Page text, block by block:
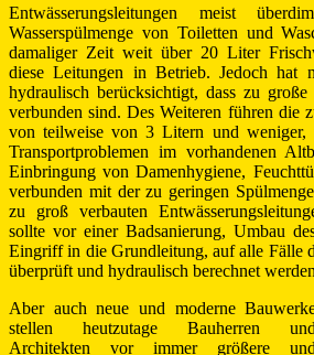
Entwässerungsleitungen meist
Wasserspülmenge von Toiletten und
damaliger Zeit weit über 20 Liter
diese Leitungen in Betrieb. Jedoch hat
hydraulisch berücksichtigt, dass zu
verbunden sind. Des Weiteren führen die
von teilweise von 3 Litern und weniger,
Transportproblemen im vorhandenen
Einbringung von Damenhygiene,
verbunden mit der zu geringen
zu groß verbauten
sollte vor einer Badsanierung, Umbau
Eingriff in die Grundleitung, auf alle Fälle
überprüft und hydraulisch berechnet
Aber auch neue und moderne
stellen heutzutage Bauherren und
Architekten vor immer größere und